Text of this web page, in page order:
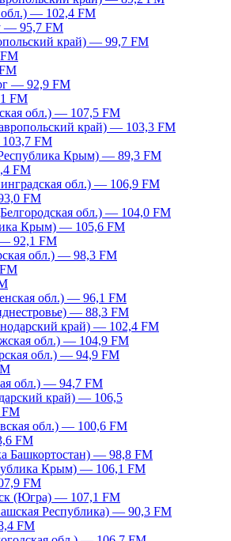
обл.) — 102,4 FM
— 95,7 FM
край) — 99,7 FM
— 92,9 FM
FM
обл.) — 107,5 FM
край) — 103,3 FM
FM
Крым) — 89,3 FM
FM
обл.) — 106,9 FM
FM
обл.) — 104,0 FM
Крым) — 105,6 FM
92,1 FM
обл.) — 98,3 FM
обл.) — 96,1 FM
— 88,3 FM
край) — 102,4 FM
обл.) — 104,9 FM
обл.) — 94,9 FM
обл.) — 94,7 FM
край) — 106,5
обл.) — 100,6 FM
FM
Башкортостан) — 98,8 FM
Крым) — 106,1 FM
FM
(Югра) — 107,1 FM
Республика) — 90,3 FM
FM